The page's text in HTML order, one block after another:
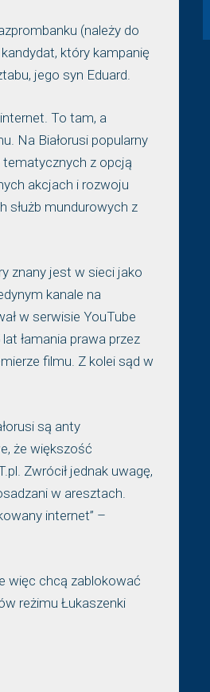
(należy do
który kampanię
jego syn Eduard.
To tam, a
Na Białorusi popularny
tematycznych z opcją
akcjach i rozwoju
służb mundurowych z
znany jest w sieci jako
kanale na
w serwisie YouTube
łamania prawa przez
filmu. Z kolei sąd w
są anty
że większość
Zwrócił jednak uwagę,
w aresztach.
internet” –
więc chcą zablokować
reżimu Łukaszenki